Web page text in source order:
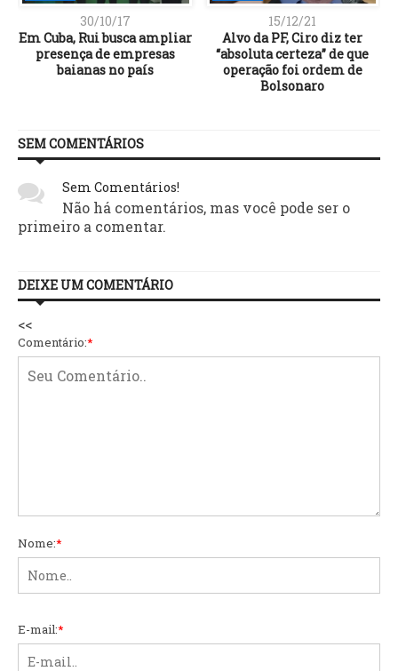
30/10/17
Em Cuba, Rui busca ampliar
presença de empresas
baianas no país
15/12/21
Alvo da PF, Ciro diz ter
“absoluta certeza” de que
operação foi ordem de
Bolsonaro
SEM COMENTÁRIOS
Sem Comentários!
Não há comentários, mas você pode ser o
primeiro a comentar.
DEIXE UM COMENTÁRIO
<<
Comentário:*
Nome:*
E-mail:*